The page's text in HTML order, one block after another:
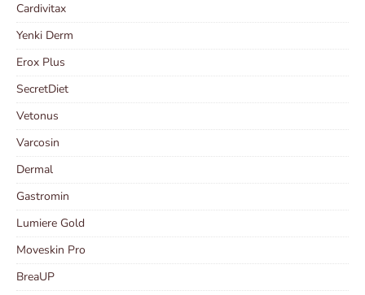
Cardivitax
Yenki Derm
Erox Plus
SecretDiet
Vetonus
Varcosin
Dermal
Gastromin
Lumiere Gold
Moveskin Pro
BreaUP